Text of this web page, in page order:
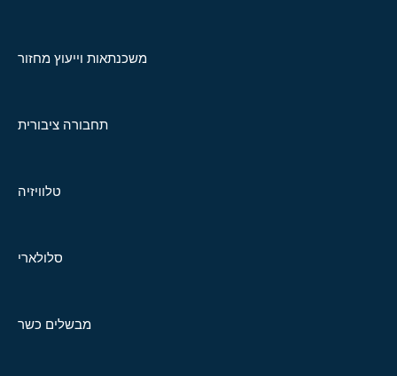
משכנתאות וייעוץ מחזור
תחבורה ציבורית
טלוויזיה
סלולארי
מבשלים כשר